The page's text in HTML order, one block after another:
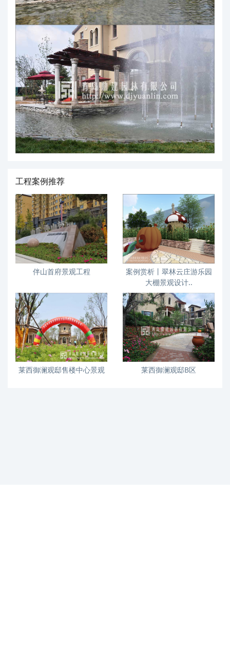
工程案例推荐
伴山首府景观工程
案例赏析丨翠林云庄游乐园
大棚景观设计..
莱西御澜观邸售楼中心景观 莱西御澜观邸B区